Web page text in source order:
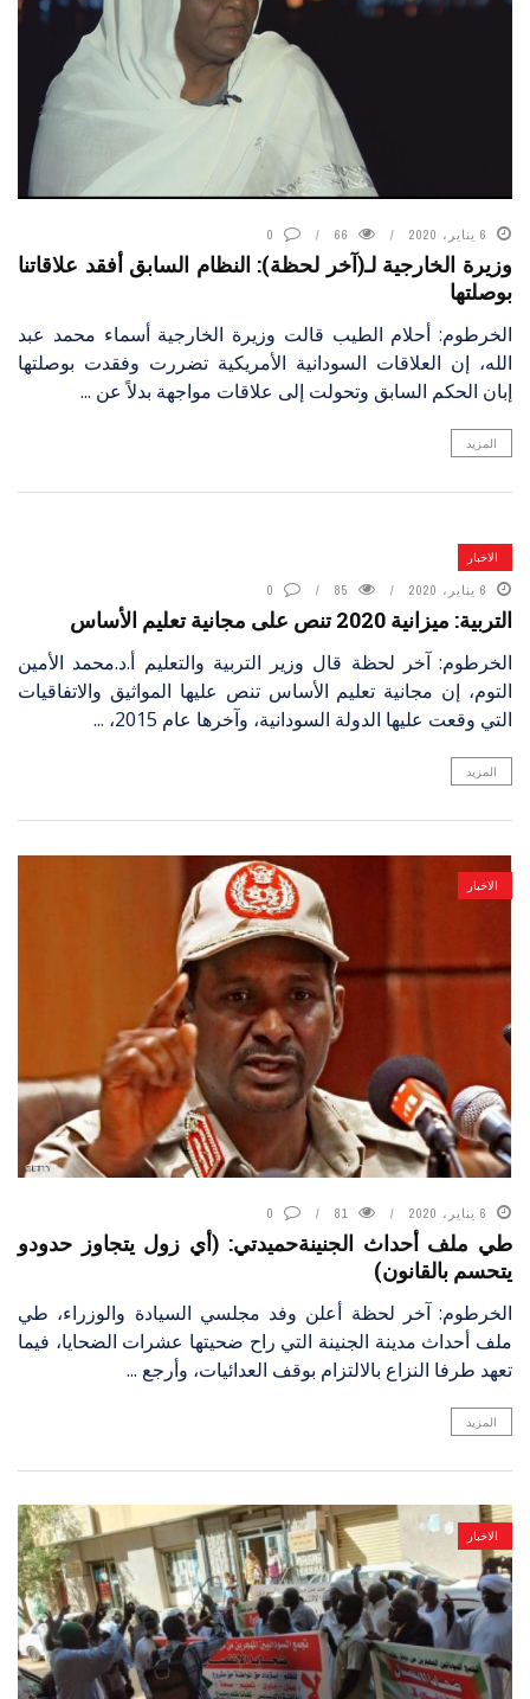
6 يناير، 2020 66
0
وزيرة الخارجية لـ(آخر لحظة): النظام السابق أفقد علاقاتنا
بوصلتها
الخرطوم: أحلام الطيب قالت وزيرة الخارجية أسماء محمد عبد
الله، إن العلاقات السودانية الأمريكية تضررت وفقدت بوصلتها
إبان الحكم السابق وتحولت إلى علاقات مواجهة بدلاً عن ...
المزيد
الاخبار
6 يناير، 2020 85
0
التربية: ميزانية 2020 تنص على مجانية تعليم الأساس
الخرطوم: آخر لحظة قال وزير التربية والتعليم أ.د.محمد الأمين
التوم، إن مجانية تعليم الأساس تنص عليها المواثيق والاتفاقيات
التي وقعت عليها الدولة السودانية، وآخرها عام 2015، ...
المزيد
الاخبار
6 يناير، 2020 81
0
طي ملف أحداث الجنينةحميدتي: (أي زول يتجاوز حدودو
يتحسم بالقانون)
الخرطوم: آخر لحظة أعلن وفد مجلسي السيادة والوزراء، طي
ملف أحداث مدينة الجنينة التي راح ضحيتها عشرات الضحايا، فيما
تعهد طرفا النزاع بالالتزام بوقف العدائيات، وأرجع ...
المزيد
الاخبار